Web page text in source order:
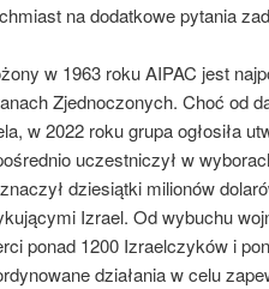
na dodatkowe pytania
w 1963 roku AIPAC jest
Zjednoczonych. Choć od
w 2022 roku grupa ogłosiła
uczestniczył w
dziesiątki milionów
Izrael. Od wybuchu
ponad 1200 Izraelczyków i
działania w celu